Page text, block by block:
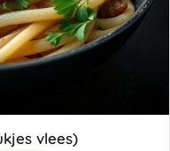
vlees)